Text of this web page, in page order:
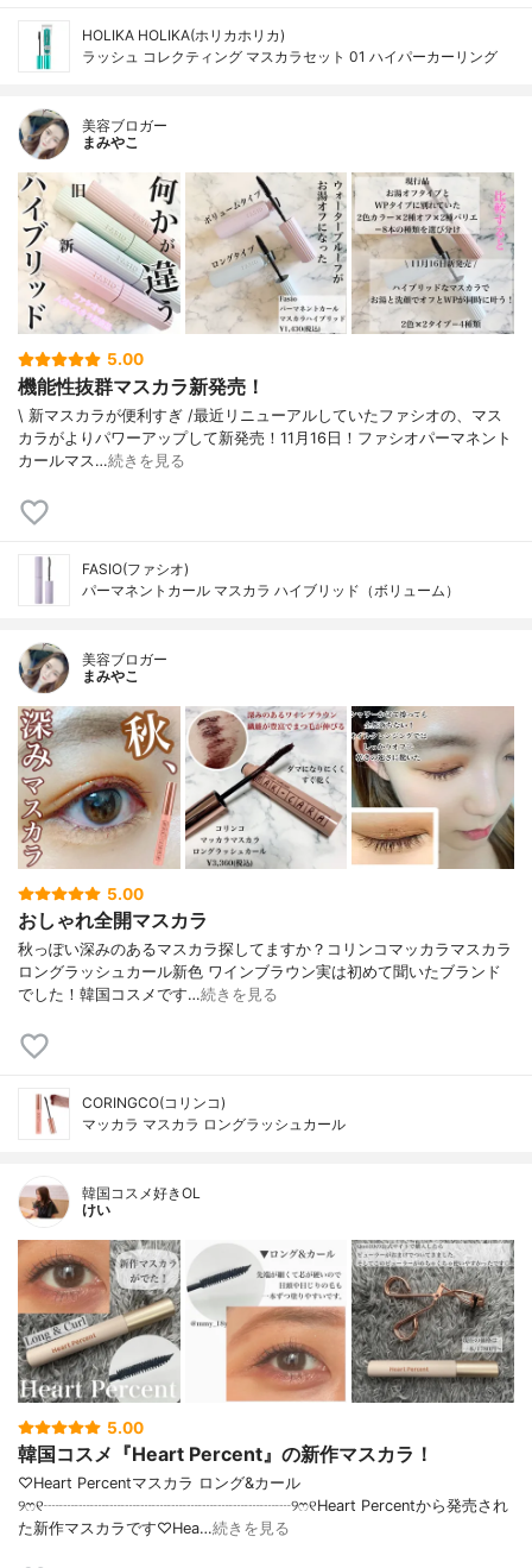
HOLIKA HOLIKA(ホリカホリカ)
ラッシュ コレクティング マスカラセット 01 ハイパーカーリング
美容ブロガー
まみやこ
5.00
機能性抜群マスカラ新発売！
\ 新マスカラが便利すぎ /⁡⁡最近リニューアルしていたファシオ⁡の、マス
カラがよりパワーアップして新発売！11月16日！⁡⁡⁡⁡ファシオパーマネント
カールマス…続きを見る
FASIO(ファシオ)
パーマネントカール マスカラ ハイブリッド（ボリューム）
美容ブロガー
まみやこ
5.00
おしゃれ全開マスカラ
秋っぽい深みのあるマスカラ探してますか？⁡⁡コリンコマッカラマスカラ
ロングラッシュカール新色 ワインブラウン⁡⁡実は初めて聞いたブランド
でした！韓国コスメです⁡…続きを見る
CORINGCO(コリンコ)
マッカラ マスカラ ロングラッシュカール
韓国コスメ好きOL
けい
5.00
韓国コスメ『Heart Percent』の新作マスカラ！
♡Heart Percentマスカラ ロング&カール
୨ෆ୧┈┈┈┈┈┈┈┈┈┈┈┈┈┈┈┈୨ෆ୧Heart Percentから発売され
た新作マスカラです♡Hea…続きを見る